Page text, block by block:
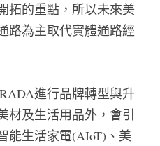
拓的重點，所以未來美
路為主取代實體通路經
進行品牌轉型與升
材及生活用品外，會引
能生活家電(AIoT)、美